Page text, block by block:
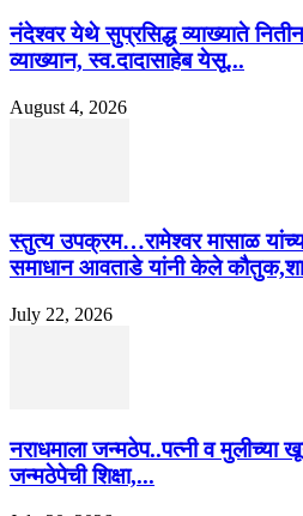
नंदेश्वर येथे सुप्रसिद्ध व्याख्याते
व्याख्यान, स्व.दादासाहेब येसू...
August 4, 2026
स्तुत्य उपक्रम…रामेश्वर मासाळ
समाधान आवताडे यांनी केले
July 22, 2026
नराधमाला जन्मठेप..पत्नी व
जन्मठेपेची शिक्षा,...